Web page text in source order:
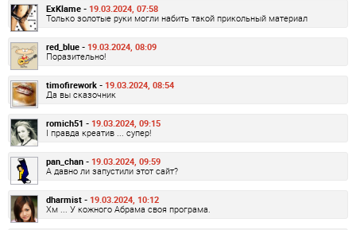
ExKlame - 19.03.2024, 07:58
Только золотые руки могли набить такой прикольный материал
red_blue - 19.03.2024, 08:09
Поразительно!
timofirework - 19.03.2024, 08:54
Да вы сказочник
romich51 - 19.03.2024, 09:15
І правда креатив ... супер!
pan_chan - 19.03.2024, 09:59
А давно ли запустили этот сайт?
dharmist - 19.03.2024, 10:12
Хм ... У кожного Абрама своя програма.